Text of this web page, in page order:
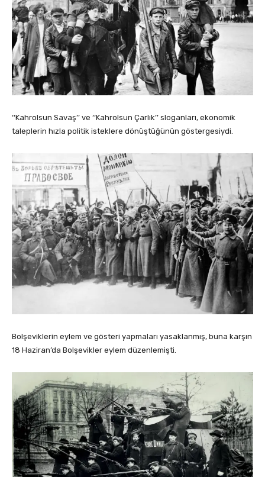
‘‘Kahrolsun Savaş’’ ve ‘‘Kahrolsun Çarlık’’ sloganları, ekonomik
taleplerin hızla politik isteklere dönüştüğünün göstergesiydi.
Bolşeviklerin eylem ve gösteri yapmaları yasaklanmış, buna karşın
18 Haziran’da Bolşevikler eylem düzenlemişti.